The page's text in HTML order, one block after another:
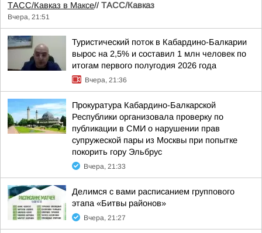
ТАСС/Кавказ в Максе// ТАСС/Кавказ
Вчера, 21:51
Туристический поток в Кабардино-Балкарии
вырос на 2,5% и составил 1 млн человек по
итогам первого полугодия 2026 года
Вчера, 21:36
Прокуратура Кабардино-Балкарской
Республики организовала проверку по
публикации в СМИ о нарушении прав
супружеской пары из Москвы при попытке
покорить гору Эльбрус
Вчера, 21:33
Делимся с вами расписанием группового
этапа «Битвы районов»
Вчера, 21:27